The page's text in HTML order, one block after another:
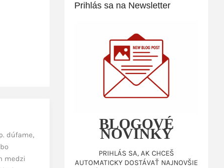
dúfame,
medzi
Prihlás sa na Newsletter
BLOGOVÉ
NOVINKY
PRIHLÁS SA, AK CHCEŠ
AUTOMATICKY DOSTÁVAŤ NAJNOVŠIE